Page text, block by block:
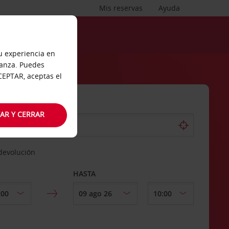
Ayuda
Mis reservas
HASTA
experiencia en
Puedes
aceptas el
Y CERRAR